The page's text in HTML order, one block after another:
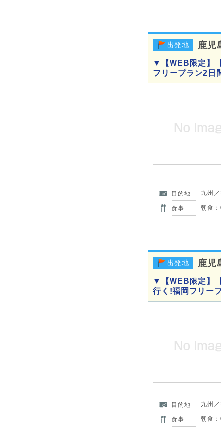
出発地 鹿児
▼【WEB限定】
フリープラン2日
目的地 九州
食事 朝食
出発地 鹿児
▼【WEB限定】
行く!福岡フリー
目的地 九州
食事 朝食